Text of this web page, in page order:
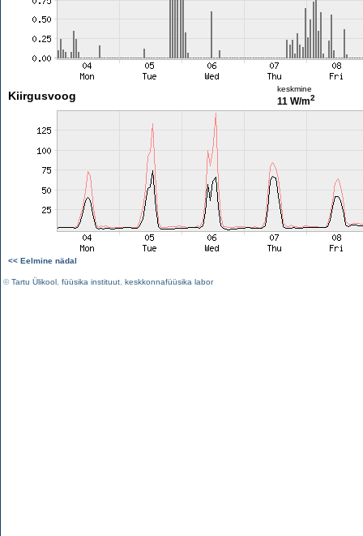
Kiirgusvoog
keskmine
11 W/m2
<< Eelmine nädal
©Tartu Ülikool füüsika instituut keskkonnafüüsika labor